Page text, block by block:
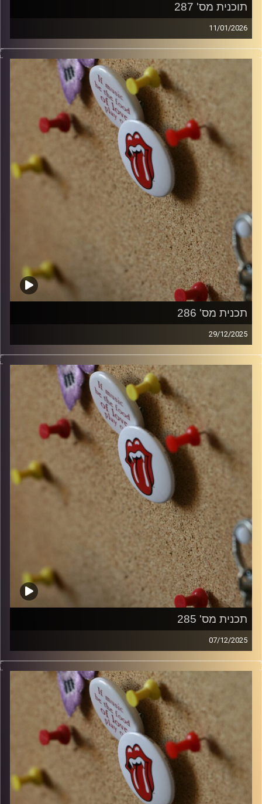
תוכנית מס' 287
11/01/2026
סינגלים חדשים ישראלים ו10 שנים למותו של דיוויד בואי
włodi
תכנית מס' 286
29/12/2025
קלאסיקות רוק עם אורן הוף
włodi
תכנית מס' 285
07/12/2025
קלאסיקות רוק עם אורן הוף
włodi